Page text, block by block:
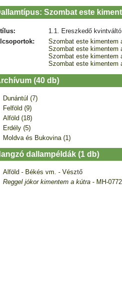
Szombat este
1.1. Ereszkedő
Szombat este kimentem
Szombat este kimentem
Szombat este kimentem
Szombat este kimentem
(40 db)
Dunántúl (7)
Felföld (9)
Alföld (18)
Erdély (5)
Moldva és Bukovina (1)
dallampéldák (1 db)
Alföld - Békés vm. - Vésztő
Reggel jókor kimentem a kútra - MH-